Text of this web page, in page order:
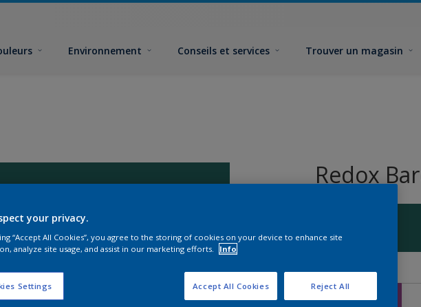
Environnement Conseils et services Trouver un magasin
Redox
Format
1 L
your privacy.
“Accept All Cookies”, you agree to the storing of cookies on your device to enhance site
analyze site usage, and assist in our marketing efforts.
Info
Settings Reject All
Accept All Cookies